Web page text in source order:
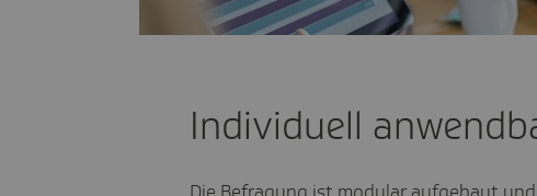
Individuell